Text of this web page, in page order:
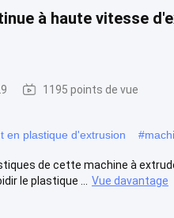
à haute vitesse
1195 points de vue
en plastique d'extrusion #
de cette machine à
le plastique ...
Vue davantage